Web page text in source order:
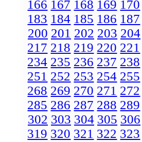
166 167 168 169 170
183 184 185 186 187
200 201 202 203 204
217 218 219 220 221
234 235 236 237 238
251 252 253 254 255
268 269 270 271 272
285 286 287 288 289
302 303 304 305 306
319 320 321 322 323